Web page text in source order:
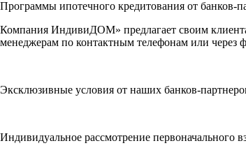
Программы ипотечного кредитования от банков-
Компания ИндивиДОМ» предлагает своим
менеджерам по контактным телефонам или через
Эксклюзивные условия от наших банков-
Индивидуальное рассмотрение первоначального